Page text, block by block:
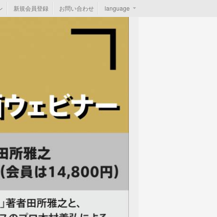
新規会員登録 お問い合わせ language